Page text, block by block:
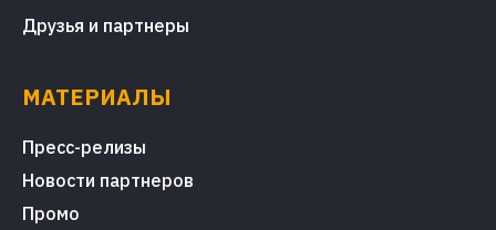
Друзья и партнеры
МАТЕРИАЛЫ
Пресс-релизы
Новости партнеров
Промо